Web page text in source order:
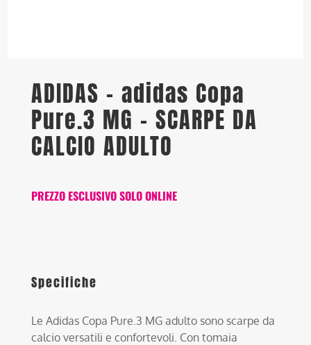
ADIDAS – adidas Copa
Pure.3 MG – SCARPE DA
CALCIO ADULTO
PREZZO ESCLUSIVO SOLO ONLINE
Specifiche
Le Adidas Copa Pure.3 MG adulto sono scarpe da
calcio versatili e confortevoli. Con tomaia